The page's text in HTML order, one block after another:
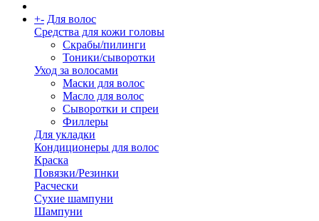
+- Для волос
Средства для кожи головы
Скрабы/пилинги
Тоники/сыворотки
Уход за волосами
Маски для волос
Масло для волос
Сыворотки и спреи
Филлеры
Для укладки
Кондиционеры для волос
Краска
Повязки/Резинки
Расчески
Сухие шампуни
Шампуни